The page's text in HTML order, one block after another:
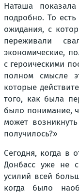
Наташа
подробно. То
ожидания, с
переживали
экономические,
с героическими
полном смысле
которые
того, как была
было понимание,
может
получилось?»
Сегодня, когда в
Донбасс уже не
усилий всей
когда было